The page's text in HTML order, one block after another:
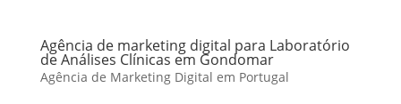
Agência de marketing digital para Laboratório
de Análises Clínicas em Gondomar
Agência de Marketing Digital em Portugal